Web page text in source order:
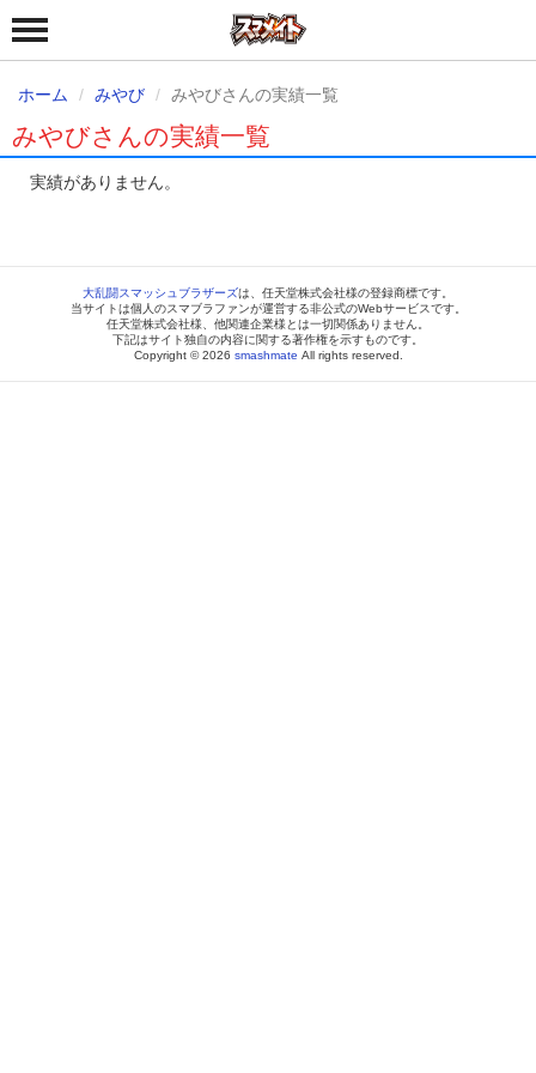
ホーム みやび みやびさんの実績一覧
みやびさんの実績一覧
実績がありません。
大乱闘スマッシュブラザーズは、任天堂株式会社様の登録商標です。
当サイトは個人のスマブラファンが運営する非公式のWebサービスです。
任天堂株式会社様、他関連企業様とは一切関係ありません。
下記はサイト独自の内容に関する著作権を示すものです。
Copyright © 2026 smashmate All rights reserved.